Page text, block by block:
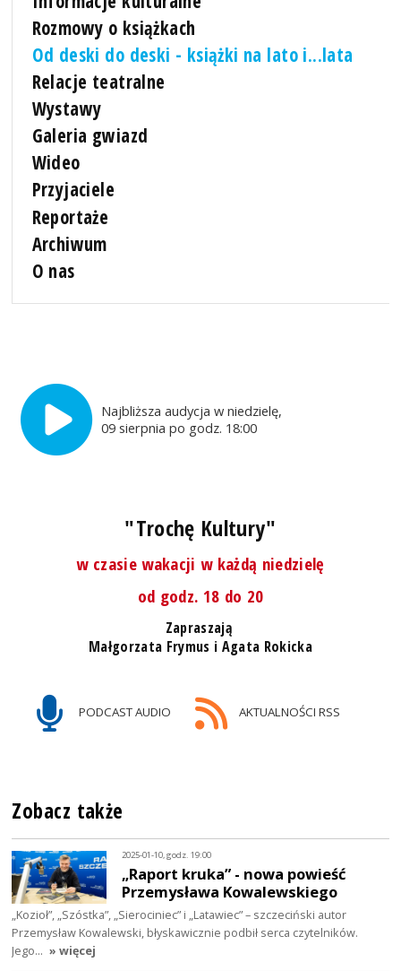
Rozmowy o książkach
Od deski do deski - książki na lato i...lata
Relacje teatralne
Wystawy
Galeria gwiazd
Wideo
Przyjaciele
Reportaże
Archiwum
O nas
Najbliższa audycja w niedzielę,
09 sierpnia po godz. 18:00
"Trochę Kultury"
w czasie wakacji w każdą niedzielę
od godz. 18 do 20
Zapraszają
Małgorzata Frymus i Agata Rokicka
PODCAST AUDIO AKTUALNOŚCI RSS
Zobacz także
2025-01-10, godz. 19:00
„Raport kruka” - nowa powieść
Przemysława Kowalewskiego
„Kozioł”, „Szóstka”, „Sierociniec” i „Latawiec” – szczeciński autor
Przemysław Kowalewski, błyskawicznie podbił serca czytelników.
Jego… » więcej